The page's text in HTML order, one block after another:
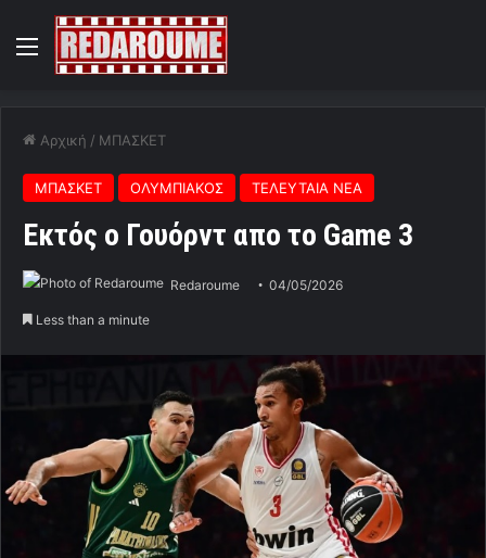
Menu
Αρχική / ΜΠΑΣΚΕΤ
ΜΠΑΣΚΕΤ ΟΛΥΜΠΙΑΚΟΣ ΤΕΛΕΥΤΑΙΑ ΝΕΑ
Eκτός ο Γουόρντ απο το Game 3
Redaroume 04/05/2026
Less than a minute